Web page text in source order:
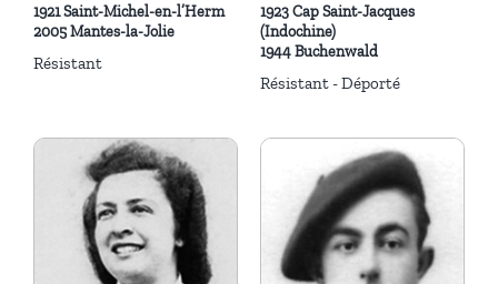
1921 Saint-Michel-en-l’Herm
2005 Mantes-la-Jolie
Résistant
1923 Cap Saint-Jacques
(Indochine)
1944 Buchenwald
Résistant - Déporté